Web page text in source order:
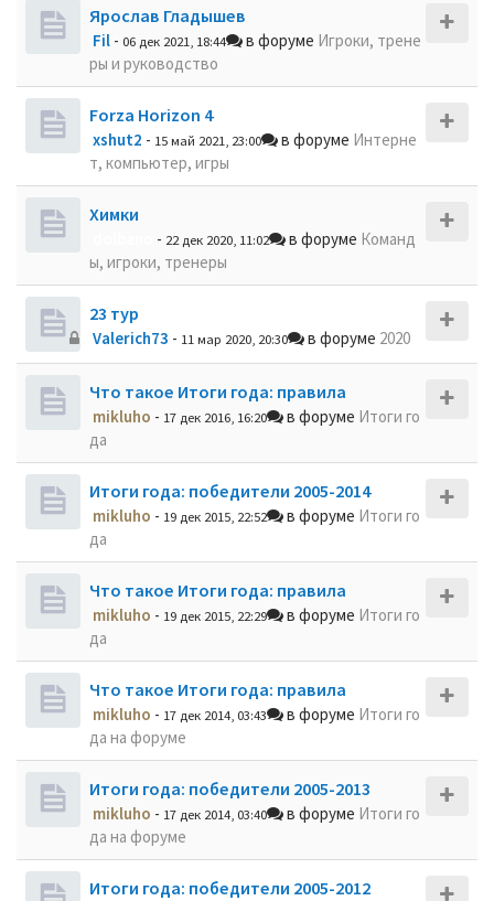
Ярослав Гладышев
Fil - 06 дек 2021, 18:44 в форуме Игроки, трене
ры и руководство
Forza Horizon 4
xshut2 - 15 май 2021, 23:00 в форуме Интерне
т, компьютер, игры
Химки
- 22 дек 2020, 11:02 в форуме Команд
ы, игроки, тренеры
23 тур
Valerich73 - 11 мар 2020, 20:30 в форуме 2020
Что такое Итоги года: правила
mikluho - 17 дек 2016, 16:20 в форуме Итоги го
да
Итоги года: победители 2005-2014
mikluho - 19 дек 2015, 22:52 в форуме Итоги го
да
Что такое Итоги года: правила
mikluho - 19 дек 2015, 22:29 в форуме Итоги го
да
Что такое Итоги года: правила
mikluho - 17 дек 2014, 03:43 в форуме Итоги го
да на форуме
Итоги года: победители 2005-2013
mikluho - 17 дек 2014, 03:40 в форуме Итоги го
да на форуме
Итоги года: победители 2005-2012